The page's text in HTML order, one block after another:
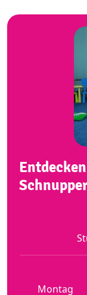
Montag